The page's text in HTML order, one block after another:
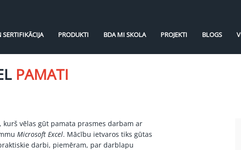
SERTIFIKĀCIJA PRODUKTI BDA MI SKOLA PROJEKTI BLOGS
PAMATI
vēlas gūt pamata prasmes darbam ar
Microsoft Excel. Mācību ietvaros tiks gūtas
darbi, piemēram, par darblapu